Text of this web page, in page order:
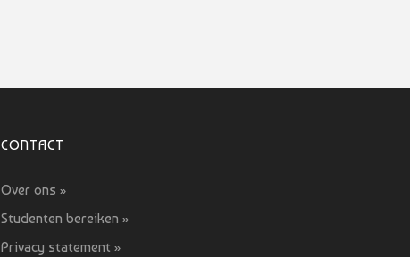
CONTACT
Over ons »
Studenten bereiken »
Privacy statement »